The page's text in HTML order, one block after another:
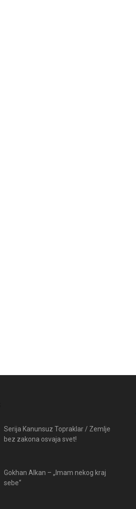
Serija Kanunsuz Topraklar / Zemlje
bez zakona osvaja svet!
Gokhan Alkan – „Imam nekog kraj
sebe“